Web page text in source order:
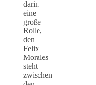
darin
eine
große
Rolle,
den
Felix
Morales
steht
zwischen